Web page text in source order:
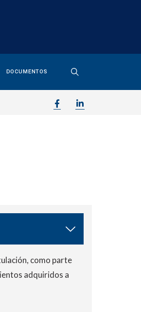
DOCUMENTOS
como parte
adquiridos a